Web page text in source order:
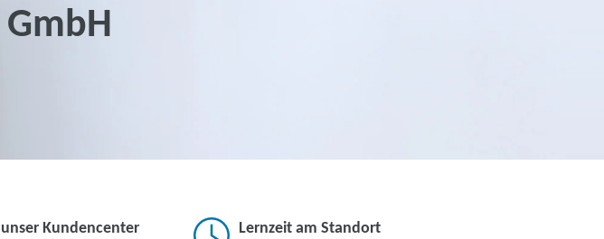
GmbH
Kundencenter
Lernzeit am Standort